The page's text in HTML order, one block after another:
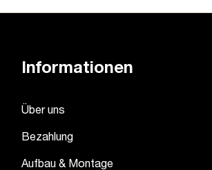
Informationen
Über uns
Bezahlung
Aufbau & Montage